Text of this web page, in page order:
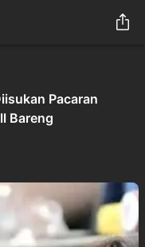
Pacaran
Bareng